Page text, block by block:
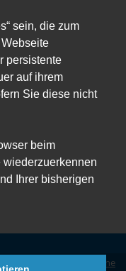
sein, die zum
persistente
auf ihrem
Sie diese nicht
beim
wiederzuerkennen
Ihrer bisherigen
Allgemeine